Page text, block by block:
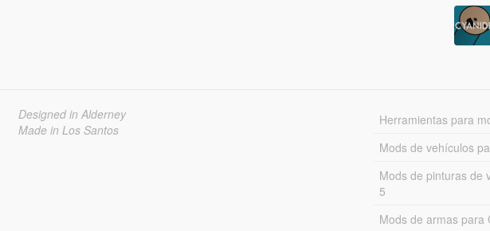
Designed in Alderney
Made in Los Santos
Herramientas para
Mods de vehículos
Mods de pinturas de
5
Mods de armas para